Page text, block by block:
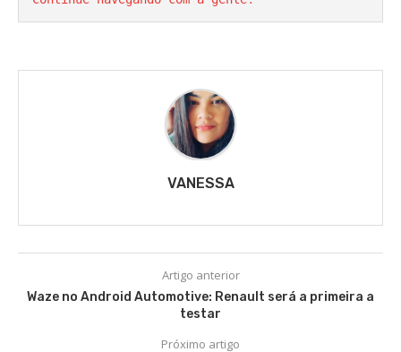
VANESSA
Artigo anterior
Waze no Android Automotive: Renault será a primeira a
testar
Próximo artigo